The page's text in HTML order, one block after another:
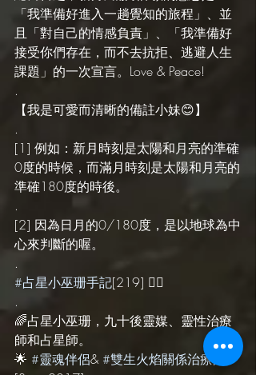
「我準備好進入一趟覺知的旅程」、並
且「對自己的情感負責」、「我準備好
接受你們存在，而不去抗拒、逃避人生
課題」的一次宣言。Love & Peace!
.
【我是可愛而清晰的備註小妹😊】
.
[1] 例如：新月時刻是太陽和月亮的準確
0度的時候，而滿月時刻是太陽和月亮的
準確180度的時後。
.
[2] 因為日月的0/180度，是以地球為中
心來判斷的喔。
.
#占星小巫珊手記[219] 🧙‍♀️
.
🌈占星小巫珊，九十後靈媒、靈性治療
師和占星師。
🌟 #靈魂伴侶& #雙生火焰關係治療師